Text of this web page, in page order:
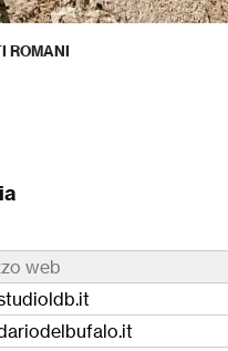
ROMANI
web